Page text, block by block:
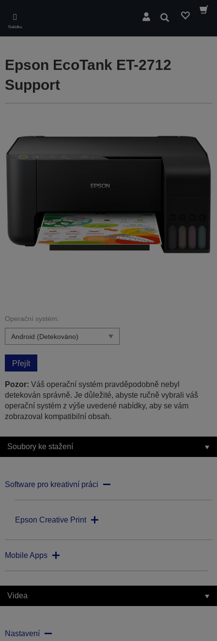
main
content
Nabídka
Hledat
Epson EcoTank ET-2712
Support
Operační systém:
Přejít
Pozor: Váš operační systém pravděpodobně nebyl
detekován správně. Je důležité, abyste ručně vybrali váš
operační systém z výše uvedené nabídky, aby se vám
zobrazoval kompatibilní obsah.
Soubory ke stažení
Software pro kreativní práci
Epson Creative Print
Mobile Apps
Videa
Nastavení